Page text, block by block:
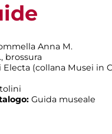
Anna M.
brossura
(collana Musei in
Guida museale